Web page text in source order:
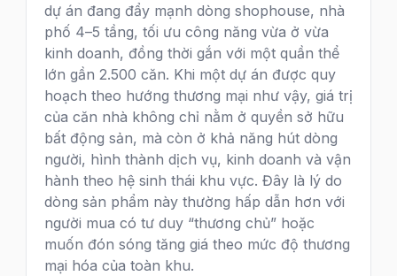
dự án đang đẩy mạnh dòng shophouse, nhà
phố 4–5 tầng, tối ưu công năng vừa ở vừa
kinh doanh, đồng thời gắn với một quần thể
lớn gần 2.500 căn. Khi một dự án được quy
hoạch theo hướng thương mại như vậy, giá trị
của căn nhà không chỉ nằm ở quyền sở hữu
bất động sản, mà còn ở khả năng hút dòng
người, hình thành dịch vụ, kinh doanh và vận
hành theo hệ sinh thái khu vực. Đây là lý do
dòng sản phẩm này thường hấp dẫn hơn với
người mua có tư duy “thương chủ” hoặc
muốn đón sóng tăng giá theo mức độ thương
mại hóa của toàn khu.